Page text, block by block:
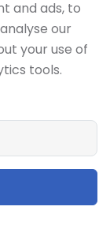
and ads, to
our
your use of
tools.